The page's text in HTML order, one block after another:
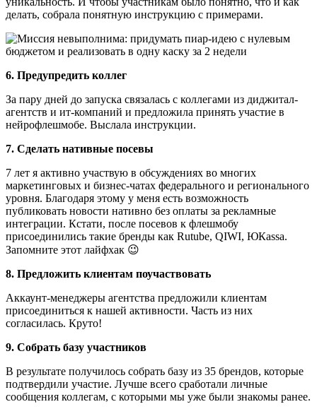
делать, собрала понятную инструкцию с примерами.
6. Предупредить коллег
За пару дней до запуска связалась с коллегами из диджитал-
агентств и ит-компаний и предложила принять участие в
нейрофлешмобе. Выслала инструкции.
7. Сделать нативные посевы
7 лет я активно участвую в обсуждениях во многих
маркетинговых и бизнес-чатах федерального и регионального
уровня. Благодаря этому у меня есть возможность
публиковать новости нативно без оплаты за рекламные
интеграции. Кстати, после посевов к флешмобу
присоединились такие бренды как Rutube, QIWI, ЮКassa.
Запомните этот лайфхак 😉
8. Предложить клиентам поучаствовать
Аккаунт-менеджеры агентства предложили клиентам
присоединиться к нашей активности. Часть из них
согласилась. Круто!
9. Собрать базу участников
В результате получилось собрать базу из 35 брендов, которые
подтвердили участие. Лучше всего сработали личные
сообщения коллегам, с которыми мы уже были знакомы ранее.